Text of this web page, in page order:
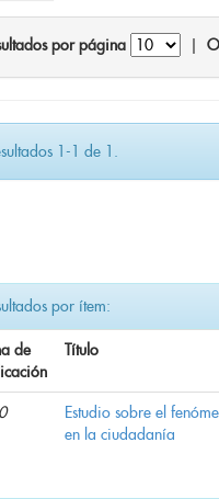
por página
1-1 de 1.
por ítem:
de
Título
Estudio sobre el
en la ciudadanía